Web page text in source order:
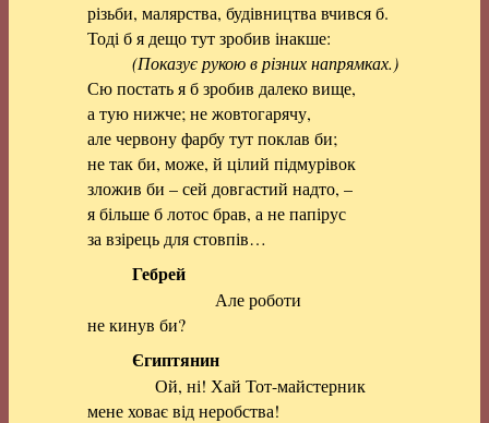
різьби, малярства, будівництва вчився б.
Тоді б я дещо тут зробив інакше:
(Показує рукою в різних напрямках.)
Сю постать я б зробив далеко вище,
а тую нижче; не жовтогарячу,
але червону фарбу тут поклав би;
не так би, може, й цілий підмурівок
зложив би – сей довгастий надто, –
я більше б лотос брав, а не папірус
за взірець для стовпів…
Гебрей
Але роботи
не кинув би?
Єгиптянин
Ой, ні! Хай Тот-майстерник
мене ховає від неробства!